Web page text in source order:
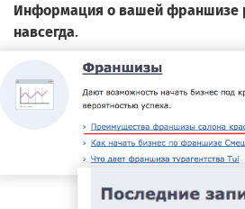
Информация о вашей франшизе
навсегда.